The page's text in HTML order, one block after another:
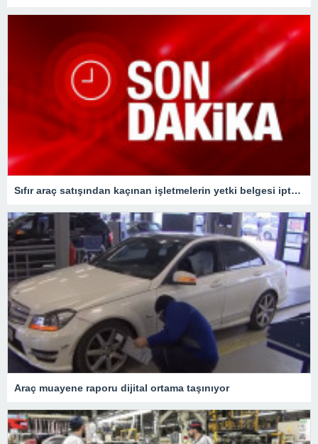
Sıfır araç satışından kaçınan işletmelerin yetki belgesi iptal edilecek
Araç muayene raporu dijital ortama taşınıyor